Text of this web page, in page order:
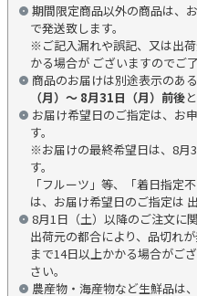
期間限定商品以外の商品は、
で発送致します。
※ご記入漏れや誤記、又は出
かる場合が ございますのでご
商品のお届けは別途表示のある
（月）～ 8月31日（月）前後
お届け希望日のご指定は、お
す。
※お届けの最終希望日は、8月
す。
「フルーツ」等、「着日指定
は、お届け希望日のご指定は
8月1日（土）以降のご注文に
出荷元の都合により、品切れ
まで14日以上かかる場合がご
さい。
農産物・海産物など生鮮品は